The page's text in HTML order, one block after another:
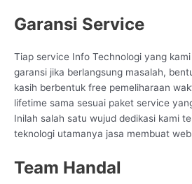
Garansi Service
Tiap service Info Technologi yang
garansi jika berlangsung masalah,
kasih berbentuk free pemeliharaan
lifetime sama sesuai paket service
Inilah salah satu wujud dedikasi kami
teknologi utamanya jasa membuat
Team Handal